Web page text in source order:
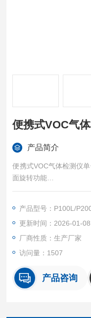
便携式VOC气
产品简介
便携式VOC气体检测仪
面旋转功能
mg/m3、ug/m3、ppb、
产品型号：P100L/
更新时间：2026-01-08
厂商性质：生产厂家
访问量：1507
产品咨询